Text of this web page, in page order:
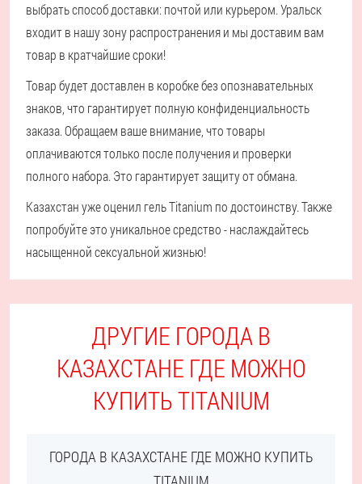
выбрать способ доставки: почтой или курьером. Уральск
входит в нашу зону распространения и мы доставим вам
товар в кратчайшие сроки!
Товар будет доставлен в коробке без опознавательных
знаков, что гарантирует полную конфиденциальность
заказа. Обращаем ваше внимание, что товары
оплачиваются только после получения и проверки
полного набора. Это гарантирует защиту от обмана.
Казахстан уже оценил гель Titanium по достоинству. Также
попробуйте это уникальное средство - наслаждайтесь
насыщенной сексуальной жизнью!
ДРУГИЕ ГОРОДА В
КАЗАХСТАНЕ ГДЕ МОЖНО
КУПИТЬ TITANIUM
ГОРОДА В КАЗАХСТАНЕ ГДЕ МОЖНО КУПИТЬ